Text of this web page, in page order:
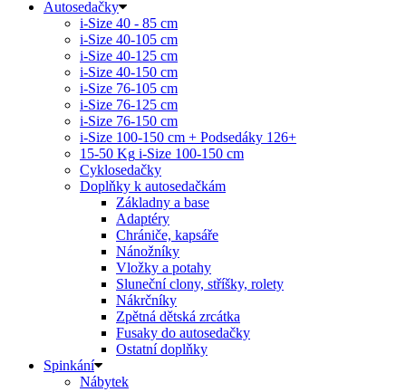
Autosedačky
i-Size 40 - 85 cm
i-Size 40-105 cm
i-Size 40-125 cm
i-Size 40-150 cm
i-Size 76-105 cm
i-Size 76-125 cm
i-Size 76-150 cm
i-Size 100-150 cm + Podsedáky 126+
15-50 Kg i-Size 100-150 cm
Cyklosedačky
Doplňky k autosedačkám
Základny a base
Adaptéry
Chrániče, kapsáře
Nánožníky
Vložky a potahy
Sluneční clony, stříšky, rolety
Nákrčníky
Zpětná dětská zrcátka
Fusaky do autosedačky
Ostatní doplňky
Spinkání
Nábytek